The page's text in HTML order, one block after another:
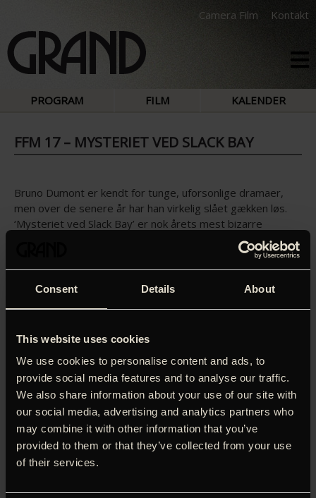
Consent Details About
This website uses cookies
We use cookies to personalise content and ads, to
provide social media features and to analyse our traffic.
We also share information about your use of our site with
our social media, advertising and analytics partners who
may combine it with other information that you’ve
provided to them or that they’ve collected from your use
of their services.
Camera Film Kontakt
PROGRAM FILM KALENDER
FFM 17 – MYSTERIET VED SLACK BAY
Bruno Dumont er kendt for tunge, uforsonlige dramaer,
men over de senere år har han virkelig slået gækken løs.
‘Mysteriet ved Slack Bay’ er nok årets mest bizarre
komedie, en helt Monty Python’sk historie, som udspiller
sig hen over sommeren 1910. På stranden ved Den
Engelske Kanal begynder turister på mystisk vis at blive
væk. Politikommissærerne Machin og Malfoy lokaliserer
en lille bakke over bugten ligger Van Peteghem-familiens
Luchini), hans hustru (Valerie Bruni-Tedeschi) og hans
neurotiske søster (Juliette Binoche). En kærlighedsaffære
kommer meget ubekvemt til at bygge bro mellem høj og
lav…
Du skal tillade marketing-cookies for at kunne se denne